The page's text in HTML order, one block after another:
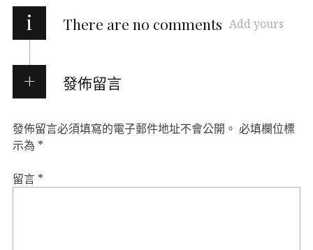
i There are no comments Add yours
發佈留言
發佈留言必須填寫的電子郵件地址不會公開。 必填欄位標
示為 *
留言 *